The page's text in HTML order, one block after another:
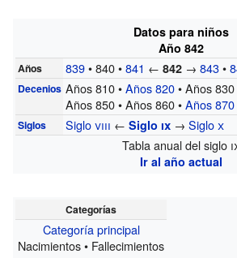
Datos para niños
Año 842
Años 839• 840 •841 ←842 →843•
Decenios Años 810 •Años 820• Años
Años 850 • Años 860 •Años 870
Siglos Sigloviii ←Siglo ix →Siglox
Tabla anual del siglo
Ir al año actual
Categorías
Categoría principal
Nacimientos • Fallecimientos